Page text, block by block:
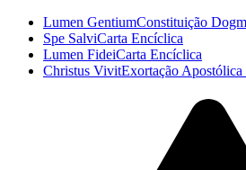
Lumen GentiumConstituição
Spe SalviCarta Encíclica
Lumen FideiCarta Encíclica
Christus VivitExortação Apostólica